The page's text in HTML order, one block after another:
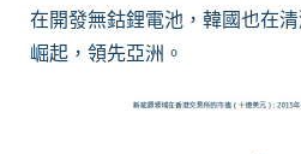
在開發無鈷鋰電池，韓國也在
崛起，領先亞洲。